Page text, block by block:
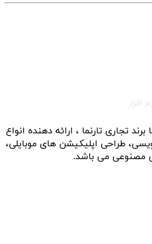
برند تجاری تارنما ، ارائه دهنده انواع
طراحی اپلیکیشن های موبایلی،
مصنوعی می باشد.